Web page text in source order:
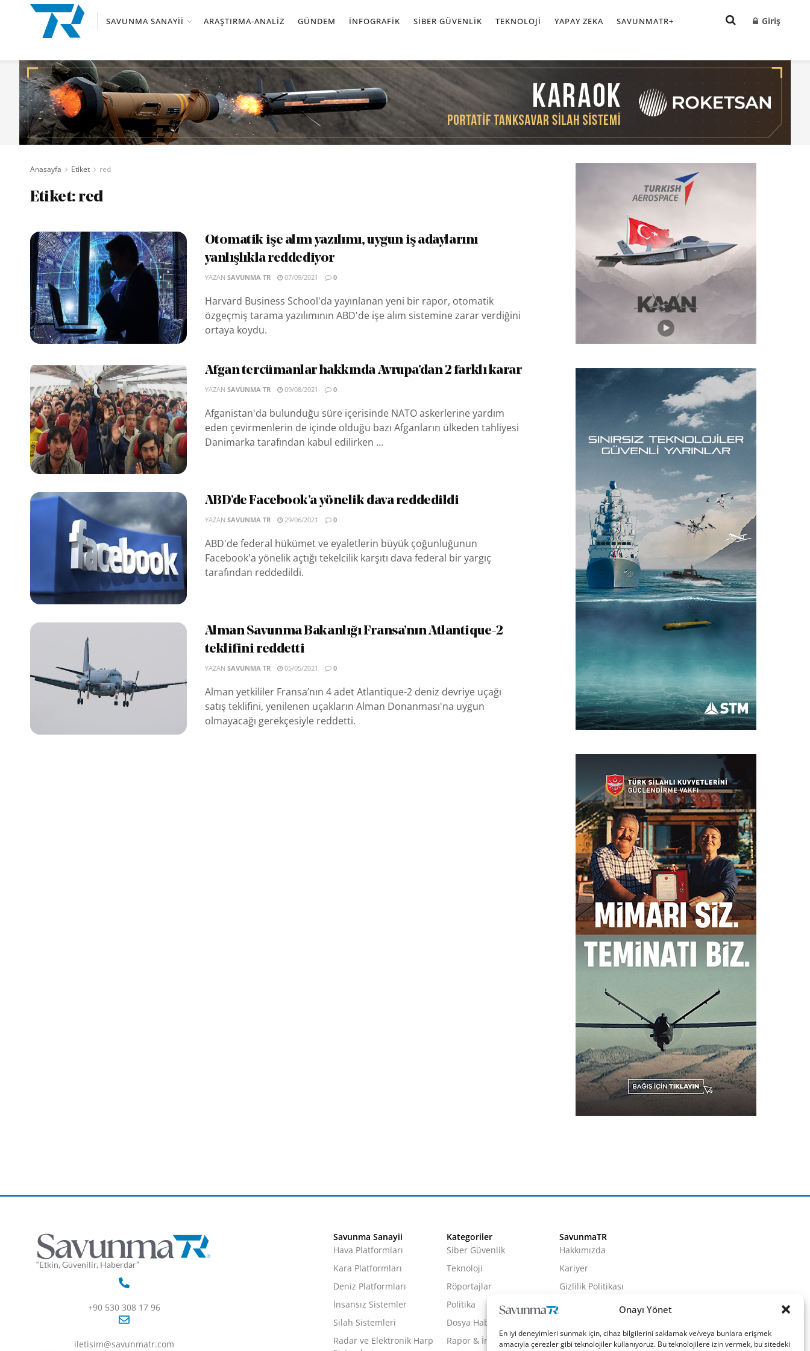
Onayı Yönet
En iyi deneyimleri sunmak için, cihaz bilgilerini saklamak ve/veya bunlara erişmek
amacıyla çerezler gibi teknolojiler kullanıyoruz. Bu teknolojilere izin vermek, bu sitedeki
SAVUNMA SANAYII ARAŞTIRMA-ANALIZ GÜNDEM İNFOGRAFIK SIBER GÜVENLIK TEKNOLOJI YAPAY ZEKA SAVUNMATR+ Giriş
Anasayfa Etiket red
Etiket:red
Otomatik işe alım yazılımı, uygun iş adaylarını
yanlışlıkla reddediyor
YAZAN SAVUNMA TR 07/09/2021 0
Harvard Business School'da yayınlanan yeni bir rapor, otomatik
özgeçmiş tarama yazılımının ABD'de işe alım sistemine zarar verdiğini
ortaya koydu.
Afgan tercümanlar hakkında Avrupa’dan 2 farklı karar
YAZAN SAVUNMA TR 09/08/2021 0
Afganistan'da bulunduğu süre içerisinde NATO askerlerine yardım
eden çevirmenlerin de içinde olduğu bazı Afganların ülkeden tahliyesi
Danimarka tarafından kabul edilirken ...
ABD’de Facebook’a yönelik dava reddedildi
YAZAN SAVUNMA TR 29/06/2021 0
ABD'de federal hükümet ve eyaletlerin büyük çoğunluğunun
Facebook'a yönelik açtığı tekelcilik karşıtı dava federal bir yargıç
tarafından reddedildi.
Alman Savunma Bakanlığı Fransa’nın Atlantique-2
teklifini reddetti
YAZAN SAVUNMA TR 05/05/2021 0
Alman yetkililer Fransa’nın 4 adet Atlantique-2 deniz devriye uçağı
satış teklifini, yenilenen uçakların Alman Donanması'na uygun
olmayacağı gerekçesiyle reddetti.
“Etkin, Güvenilir, Haberdar”
+90 530 308 17 96
iletisim@savunmatr.com
Savunma Sanayii
Hava Platformları
Kara Platformları
Deniz Platformları
İnsansız Sistemler
Silah Sistemleri
Radar ve Elektronik Harp
Kategoriler
Siber Güvenlik
Teknoloji
Röportajlar
Politika
Dosya Haber
Rapor & İnfografik
SavunmaTR
Hakkımızda
Kariyer
Gizlilik Politikası